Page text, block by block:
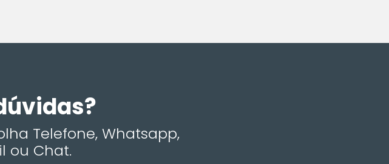
Telefone, Whatsapp,
ou Chat.